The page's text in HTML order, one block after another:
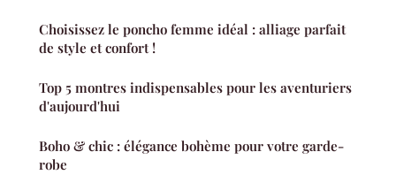
Choisissez le poncho femme idéal : alliage parfait
de style et confort !
Top 5 montres indispensables pour les aventuriers
d'aujourd'hui
Boho & chic : élégance bohème pour votre garde-
robe